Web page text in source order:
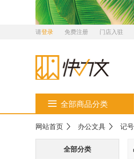
请登录 免费注册 门店入驻
全部商品分类
网站首页 办公文具 记
全部分类